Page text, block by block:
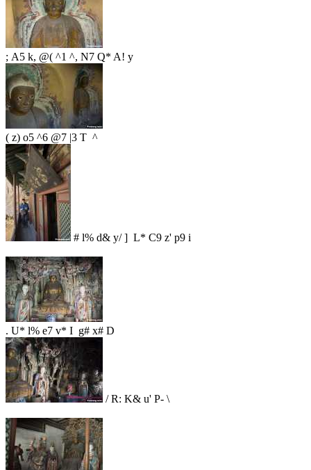
; A5 k, @( ^1 ^, N7 Q* A! y
( z) o5 ^6 @7 |3 T ^
# l% d& y/ ] L* C9 z' p9 i
. U* l% e7 v* I g# x# D
/ R: K& u' P- \